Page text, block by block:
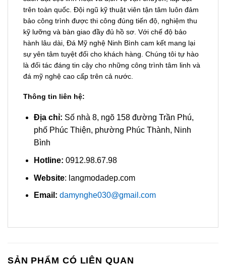
trên toàn quốc. Đội ngũ kỹ thuật viên tận tâm luôn đảm
bảo công trình được thi công đúng tiến độ, nghiệm thu
kỹ lưỡng và bàn giao đầy đủ hồ sơ. Với chế độ bảo
hành lâu dài, Đá Mỹ nghệ Ninh Bình cam kết mang lại
sự yên tâm tuyệt đối cho khách hàng. Chúng tôi tự hào
là đối tác đáng tin cậy cho những công trình tâm linh và
đá mỹ nghệ cao cấp trên cả nước.
Thông tin liên hệ:
Địa chỉ: Số nhà 8, ngõ 158 đường Trần Phú,
phố Phúc Thiện, phường Phúc Thành, Ninh
Bình
Hotline: 0912.98.67.98
Website: langmodadep.com
Email: damynghe030@gmail.com
SẢN PHẨM CÓ LIÊN QUAN